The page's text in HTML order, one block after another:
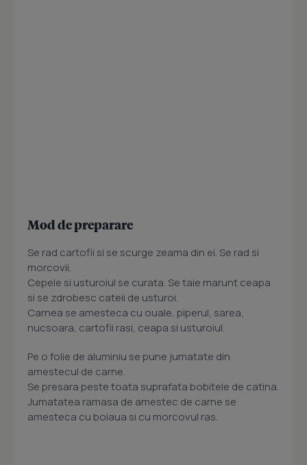
Mod de preparare
Se rad cartofii si se scurge zeama din ei. Se rad si
morcovii.
Cepele si usturoiul se curata. Se taie marunt ceapa
si se zdrobesc cateii de usturoi.
Carnea se amesteca cu ouale, piperul, sarea,
nucsoara, cartofii rasi, ceapa si usturoiul.
Pe o folie de aluminiu se pune jumatate din
amestecul de carne.
Se presara peste toata suprafata bobitele de catina.
Jumatatea ramasa de amestec de carne se
amesteca cu boiaua si cu morcovul ras.